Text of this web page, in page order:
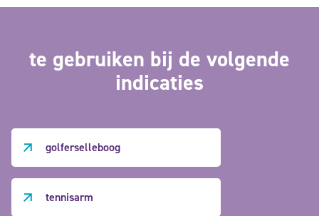
te gebruiken bij de volgende
indicaties
golferselleboog
tennisarm